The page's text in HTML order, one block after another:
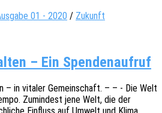
01 - 2020 / Zukunft
– Ein Spendenaufruf
– in vita­ler Gemein­schaft. – – - Die Welt
Zumin­dest jene Welt, die der